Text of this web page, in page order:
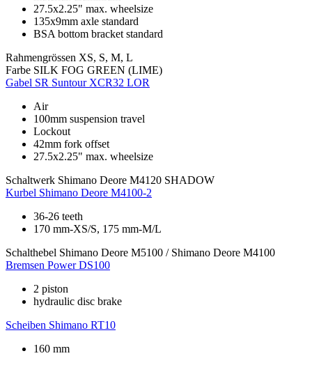
27.5x2.25" max. wheelsize
135x9mm axle standard
BSA bottom bracket standard
Rahmengrössen XS, S, M, L
Farbe SILK FOG GREEN (LIME)
Gabel SR Suntour XCR32 LOR
Air
100mm suspension travel
Lockout
42mm fork offset
27.5x2.25" max. wheelsize
Schaltwerk Shimano Deore M4120 SHADOW
Kurbel Shimano Deore M4100-2
36-26 teeth
170 mm-XS/S, 175 mm-M/L
Schalthebel Shimano Deore M5100 / Shimano Deore M4100
Bremsen Power DS100
2 piston
hydraulic disc brake
Scheiben Shimano RT10
160 mm